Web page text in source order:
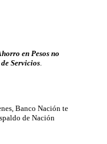
en Pesos no
Servicios.
Banco Nación te
de Nación